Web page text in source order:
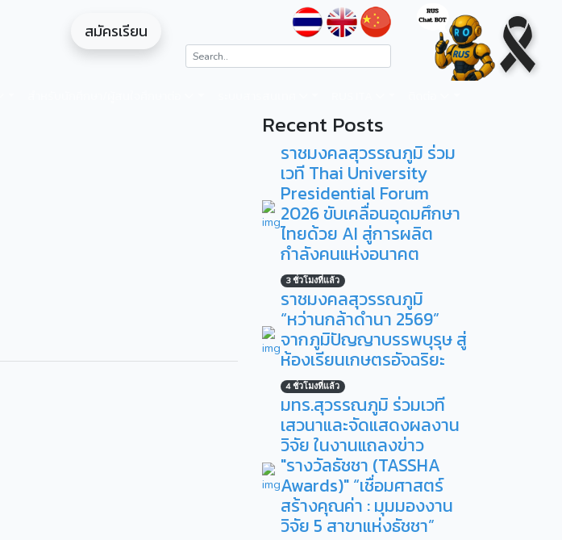
สมัครเรียน
Recent Posts
ราชมงคลสุวรรณภูมิ ร่วม
เวที Thai University
Presidential Forum
2026 ขับเคลื่อนอุดมศึกษา
ไทยด้วย AI สู่การผลิต
กำลังคนแห่งอนาคต
3 ชั่วโมงที่แล้ว
ราชมงคลสุวรรณภูมิ
“หว่านกล้าดำนา 2569”
จากภูมิปัญญาบรรพบุรุษ สู่
ห้องเรียนเกษตรอัจฉริยะ
4 ชั่วโมงที่แล้ว
มทร.สุวรรณภูมิ ร่วมเวที
เสวนาและจัดแสดงผลงาน
วิจัย ในงานแถลงข่าว
"รางวัลธัชชา (TASSHA
Awards)" “เชื่อมศาสตร์
สร้างคุณค่า : มุมมองงาน
วิจัย 5 สาขาแห่งธัชชา”